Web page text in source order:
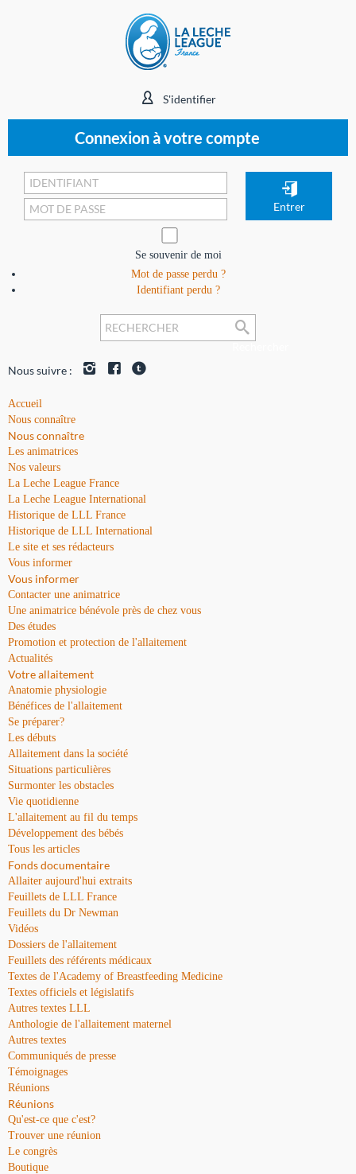
S'identifier
Connexion à votre compte
Se souvenir de moi
Mot de passe perdu ?
Identifiant perdu ?
Nous suivre :
Accueil
Nous connaître
Nous connaître
Les animatrices
Nos valeurs
La Leche League France
La Leche League International
Historique de LLL France
Historique de LLL International
Le site et ses rédacteurs
Vous informer
Vous informer
Contacter une animatrice
Une animatrice bénévole près de chez vous
Des études
Promotion et protection de l'allaitement
Actualités
Votre allaitement
Anatomie physiologie
Bénéfices de l'allaitement
Se préparer?
Les débuts
Allaitement dans la société
Situations particulières
Surmonter les obstacles
Vie quotidienne
L'allaitement au fil du temps
Développement des bébés
Tous les articles
Fonds documentaire
Allaiter aujourd'hui extraits
Feuillets de LLL France
Feuillets du Dr Newman
Vidéos
Dossiers de l'allaitement
Feuillets des référents médicaux
Textes de l'Academy of Breastfeeding Medicine
Textes officiels et législatifs
Autres textes LLL
Anthologie de l'allaitement maternel
Autres textes
Communiqués de presse
Témoignages
Réunions
Réunions
Qu'est-ce que c'est?
Trouver une réunion
Le congrès
Boutique